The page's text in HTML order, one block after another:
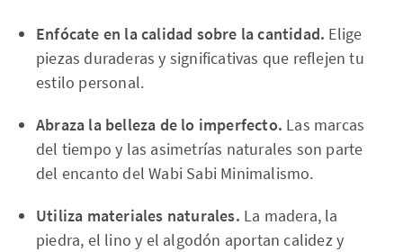
Enfócate en la calidad sobre la cantidad. Elige
piezas duraderas y significativas que reflejen tu
estilo personal.
Abraza la belleza de lo imperfecto. Las marcas
del tiempo y las asimetrías naturales son parte
del encanto del Wabi Sabi Minimalismo.
Utiliza materiales naturales. La madera, la
piedra, el lino y el algodón aportan calidez y